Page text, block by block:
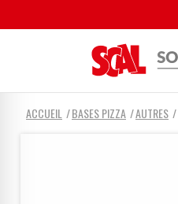
ACCUEIL BASES PIZZA AUTRES